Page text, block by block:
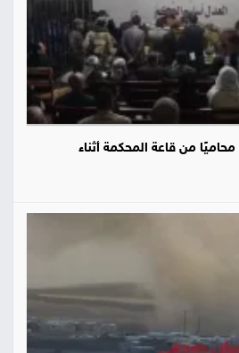
من قاعة المحكمة أثناء